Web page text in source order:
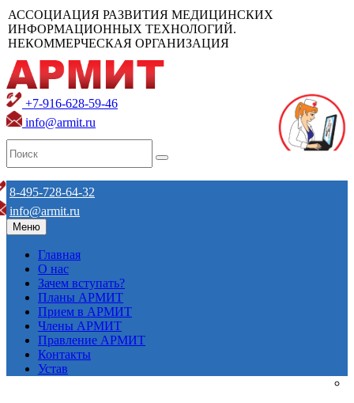
АССОЦИАЦИЯ РАЗВИТИЯ МЕДИЦИНСКИХ
ИНФОРМАЦИОННЫХ ТЕХНОЛОГИЙ.
НЕКОММЕРЧЕСКАЯ ОРГАНИЗАЦИЯ
+7-916-628-59-46
info@armit.ru
8-495-728-64-32
info@armit.ru
Меню
Главная
О нас
Зачем вступать?
Планы АРМИТ
Прием в АРМИТ
Члены АРМИТ
Правление АРМИТ
Контакты
Устав